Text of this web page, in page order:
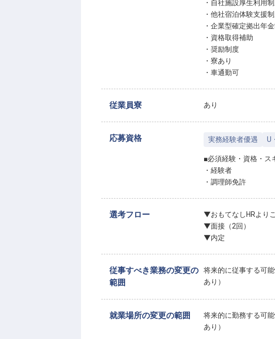
・自社施設厚生利用
・他社宿泊体験支援
・企業型確定拠出年
・資格取得補助
・奨励制度
・寮あり
・車通勤可
従業員寮 あり
応募資格 実務経験者優遇 U
■必須経験・資格・ス
・経験者
・調理師免許
選考フロー
▼おもてなしHRより
▼面接（2回）
▼内定
従事すべき業務の変更の
範囲
将来的に従事する可
あり）
就業場所の変更の範囲
将来的に勤務する可
あり）